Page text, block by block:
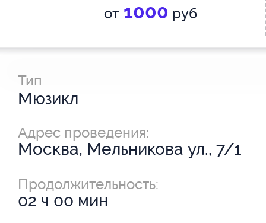
от 1000 руб
Тип
Мюзикл
Адрес проведения:
Москва, Мельникова ул., 7/1
Продолжительность:
02 ч 00 мин